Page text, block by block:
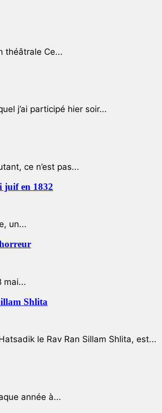
théâtrale Ce...
j’ai participé hier soir...
ce n’est pas...
juif en 1832
un...
mai...
Shlita
le Rav Ran Sillam Shlita, est...
année à...